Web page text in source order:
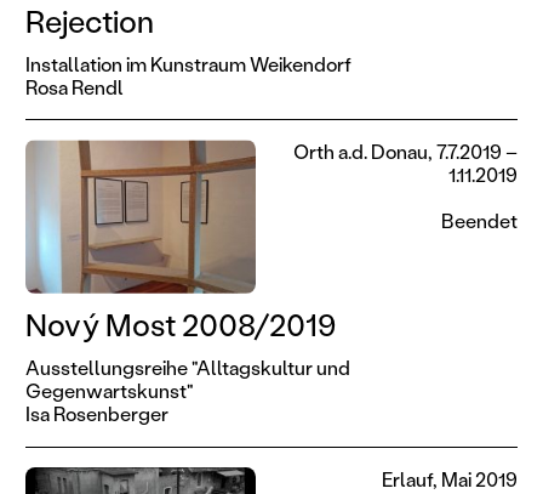
Rejection
Installation im Kunstraum Weikendorf
Rosa Rendl
Nový Most 2008/2019
Ausstellungsreihe "Alltagskultur und
Gegenwartskunst"
Isa Rosenberger
Orth a.d. Donau, 7.7.2019 –
1.11.2019
Beendet
Erlauf, Mai 2019